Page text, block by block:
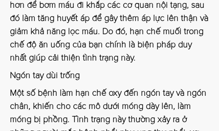
hơn để bơm máu đi khắp các cơ quan nội tạng, sau
đó làm tăng huyết áp để gây thêm áp lực lên thận và
giảm khả năng lọc máu. Do đó, hạn chế muối trong
chế độ ăn uống của bạn chính là biện pháp duy
nhất giúp cải thiện tình trạng này.
Ngón tay dùi trống
Một số bệnh làm hạn chế oxy đến ngón tay và ngón
chân, khiến cho các mô dưới móng dày lên, làm
móng bị phồng. Tình trạng này thường xảy ra ở